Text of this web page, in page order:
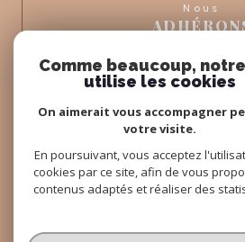
Nous
© 2026 | TOUS DROITS RÉSERVÉS | TRADUCTION
Comme beaucoup,
utilise les cookies
On aimerait vous accompagner
votre visite.
En poursuivant, vous acceptez
cookies par ce site, afin de vous
contenus adaptés et réaliser des